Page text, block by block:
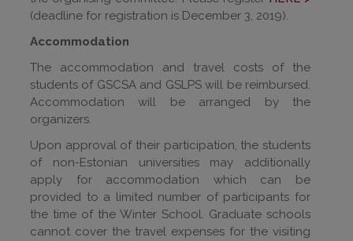
(deadline for registration is December 3, 2019).
Accommodation
The accommodation and travel costs of the
students of GSCSA and GSLPS will be reimbursed.
Accommodation will be arranged by the
organizers.
Upon approval of their participation, the students
of non-Estonian universities may additionally
apply for accommodation which can be
provided to a limited number of participants for
the time of the Winter School. Graduate schools
cannot cover the travel expenses for the visiting